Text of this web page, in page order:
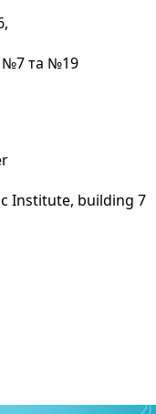
№7 та №19
Institute, building 7